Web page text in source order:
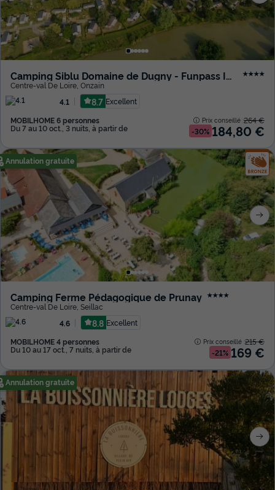
Camping Siblu Domaine de Dugny - Funpass Inclus ★★★★
Centre-val De Loire Onzain
4.1
8.7 Excellent
MOBILHOME 6 personnes
Du 7 au 10 oct., 3 nuits, à partir de
Prix conseillé :264 €
-30% 184,80 €
Annulation gratuite
Camping Ferme Pédagogique de Prunay ★★★★
Centre-val De Loire Seillac
4.6
8.8 Excellent
MOBILHOME 4 personnes
Du 10 au 17 oct., 7 nuits, à partir de
Prix conseillé :215 €
-21% 169 €
Annulation gratuite